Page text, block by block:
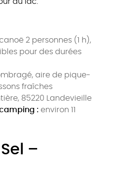
du lac.
2 personnes (1 h),
pour des durées
aire de pique-
fraîches
85220 Landevieille
: environ 11
–